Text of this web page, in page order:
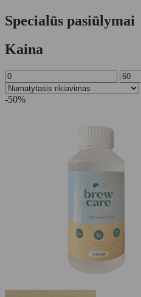
Specialūs pasiūlymai
Kaina
-50%